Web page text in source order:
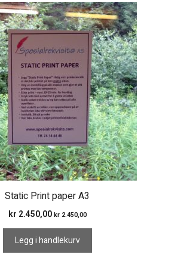
Static Print paper A3
kr 2.450,00 kr2.450,00
Legg i handlekurv